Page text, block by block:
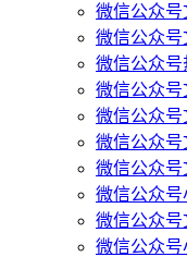
微信公众
微信公众
微信公众
微信公众
微信公众
微信公众
微信公众
微信公众
微信公众
微信公众